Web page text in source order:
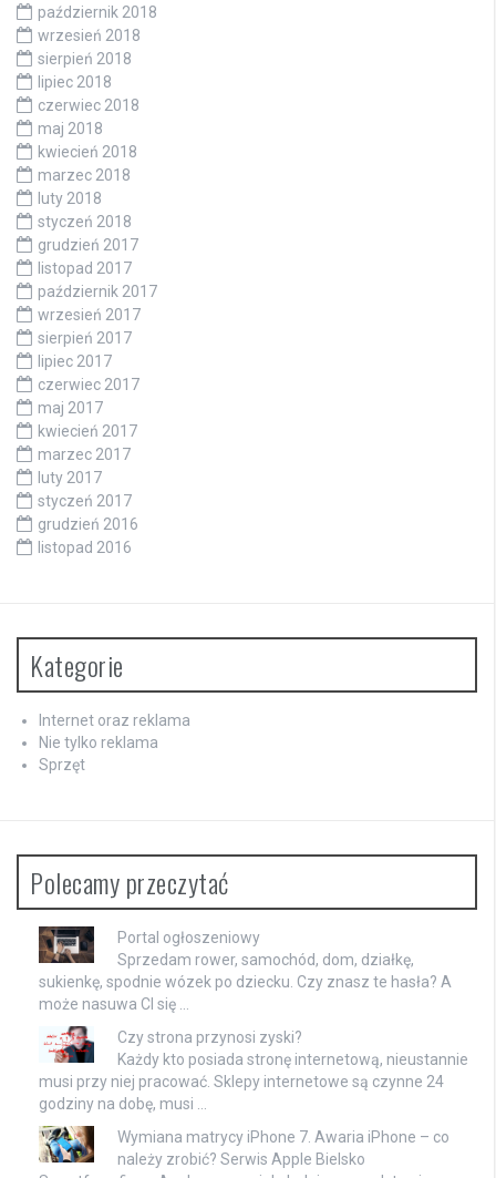
październik 2018
wrzesień 2018
sierpień 2018
lipiec 2018
czerwiec 2018
maj 2018
kwiecień 2018
marzec 2018
luty 2018
styczeń 2018
grudzień 2017
listopad 2017
październik 2017
wrzesień 2017
sierpień 2017
lipiec 2017
czerwiec 2017
maj 2017
kwiecień 2017
marzec 2017
luty 2017
styczeń 2017
grudzień 2016
listopad 2016
Kategorie
Internet oraz reklama
Nie tylko reklama
Sprzęt
Polecamy przeczytać
Portal ogłoszeniowy
Sprzedam rower, samochód, dom, działkę,
sukienkę, spodnie wózek po dziecku. Czy znasz te hasła? A
może nasuwa CI się …
Czy strona przynosi zyski?
Każdy kto posiada stronę internetową, nieustannie
musi przy niej pracować. Sklepy internetowe są czynne 24
godziny na dobę, musi …
Wymiana matrycy iPhone 7. Awaria iPhone – co
należy zrobić? Serwis Apple Bielsko